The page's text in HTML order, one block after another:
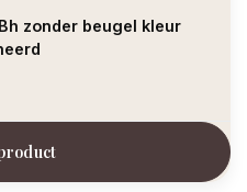
zonder beugel kleur